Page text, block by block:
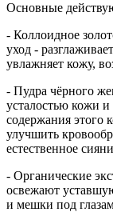
Основные
- Коллоидное
уход -
увлажняет кожу,
- Пудра чёрного
усталостью кожи
содержания этого
улучшить
естественное
- Органические
освежают
и мешки под